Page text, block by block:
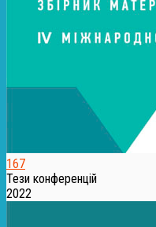
167
Тези конференцій
2022